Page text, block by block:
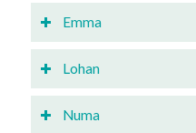
Emma
Lohan
Numa